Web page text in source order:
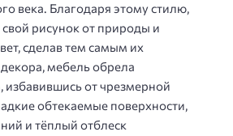
века. Благодаря этому стилю,
рисунок от природы и
сделав тем самым их
мебель обрела
избавившись от чрезмерной
обтекаемые поверхности,
и тёплый отблеск